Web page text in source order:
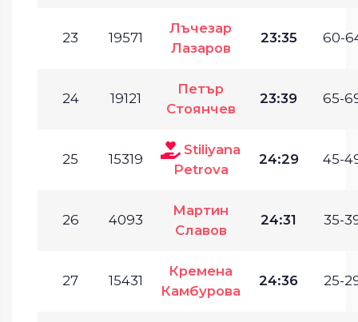
23 19571
Лъчезар
Лазаров
23:35 60-
24 19121
Петър
Стоянчев
23:39 65-
25 15319
Stiliyana
Petrova
24:29 45-
26 4093
Мартин
Славов
24:31 35-
27 15431
Кремена
Камбурова
24:36 25-